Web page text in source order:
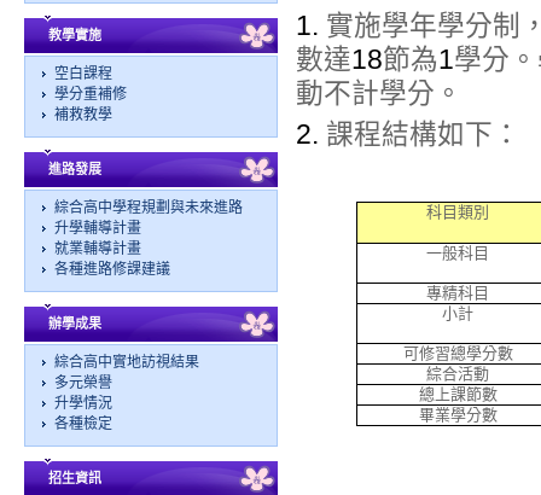
教學實施
空白課程
學分重補修
補救教學
進路發展
綜合高中學程規劃與未來進路
升學輔導計畫
就業輔導計畫
各種進路修課建議
辦學成果
綜合高中實地訪視結果
多元榮譽
升學情況
各種檢定
招生資訊
1. 實施學年學分制
數達18節為1學分
動不計學分。
2. 課程結構如下：
科目類別
一般科目
專精科目
小計
可修習總學分數
綜合活動
總上課節數
畢業學分數